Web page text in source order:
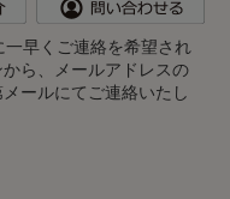
早くご連絡を希望され
ら、メールアドレスの
ールにてご連絡いたし